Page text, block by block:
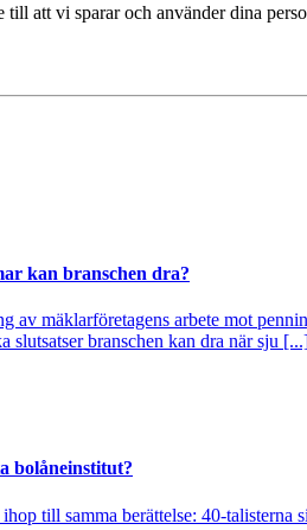
att vi sparar och använder dina
kan branschen dra?
av mäklarföretagens arbete mot
slutsatser branschen kan dra när sju
bolåneinstitut?
till samma berättelse: 40-